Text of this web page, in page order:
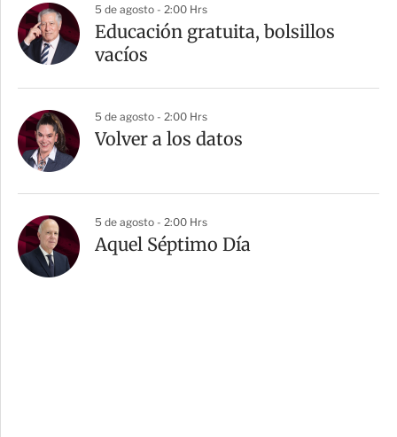
5 de agosto - 2:00 Hrs
Educación gratuita, bolsillos
vacíos
5 de agosto - 2:00 Hrs
Volver a los datos
5 de agosto - 2:00 Hrs
Aquel Séptimo Día